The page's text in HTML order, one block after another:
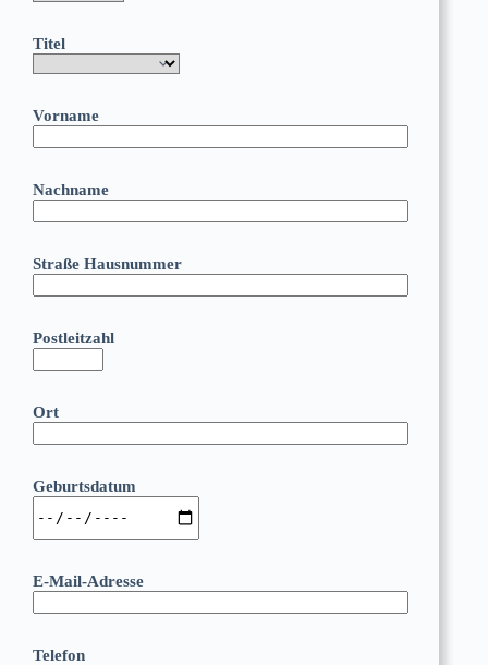
Titel
Vorname
Nachname
Straße Hausnummer
Postleitzahl
Ort
Geburtsdatum
E-Mail-Adresse
Telefon